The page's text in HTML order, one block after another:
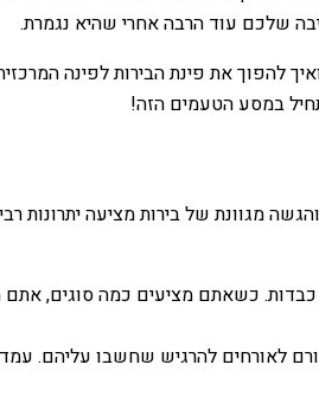
שלכם עוד הרבה אחרי שהיא נגמרת.
להפוך את פינת הבירות לפינה
במסע הטעמים הזה!
מגוונת של בירות מציעה יתרונות
כבדות. כשאתם מציעים כמה סוגים,
לאורחים להרגיש שחשבו עליהם.